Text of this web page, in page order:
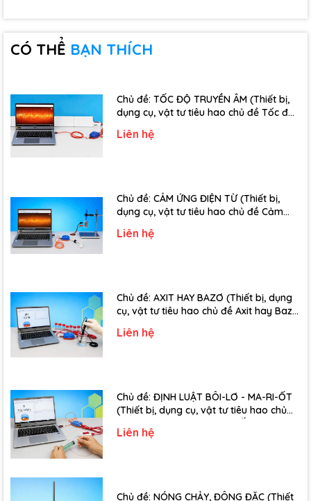
- Phù hợp cho trường học, phòng thí nghiệm, trung tâm giáo
dục
Giá trị mang lại
- Tăng tính trực quan, sinh động trong bài giảng
- Nâng cao hứng thú học tập và khả năng tiếp thu kiến thức
CÓ THỂ BẠN THÍCH
Chủ đề: TỐC ĐỘ TRUYỀN ÂM (Thiết bị,
dụng cụ, vật tư tiêu hao chủ đề Tốc độ
Liên hệ
Chủ đề: CẢM ỨNG ĐIỆN TỪ (Thiết bị,
dụng cụ, vật tư tiêu hao chủ đề Cảm
Liên hệ
Chủ đề: AXIT HAY BAZƠ (Thiết bị, dụng
cụ, vật tư tiêu hao chủ đề Axit hay Bazơ
Liên hệ
Chủ đề: ĐỊNH LUẬT BÔI-LƠ - MA-RI-ỐT
(Thiết bị, dụng cụ, vật tư tiêu hao chủ
Liên hệ
Chủ đề: NÓNG CHẢY, ĐÔNG ĐẶC (Thiết